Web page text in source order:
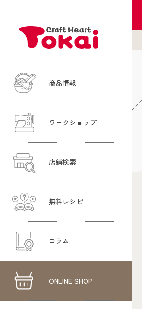
商品情報
ワークショップ
店舗検索
無料レシピ
コラム
ONLINE SHOP